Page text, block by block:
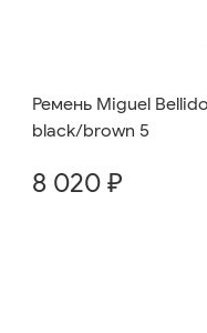
Ремень Miguel
black/brown 5
8 020 ₽